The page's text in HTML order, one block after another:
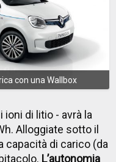
con una Wallbox
di litio - avrà la
Alloggiate sotto il
capacità di carico (da
L’autonomia